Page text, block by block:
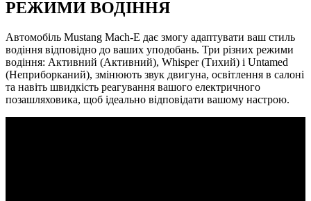
РЕЖИМИ ВОДІННЯ
Автомобіль Mustang Mach-E дає змогу адаптувати ваш стиль
водіння відповідно до ваших уподобань. Три різних режими
водіння: Активний (Активний), Whisper (Тихий) і Untamed
(Неприборканий), змінюють звук двигуна, освітлення в салоні
та навіть швидкість реагування вашого електричного
позашляховика, щоб ідеально відповідати вашому настрою.